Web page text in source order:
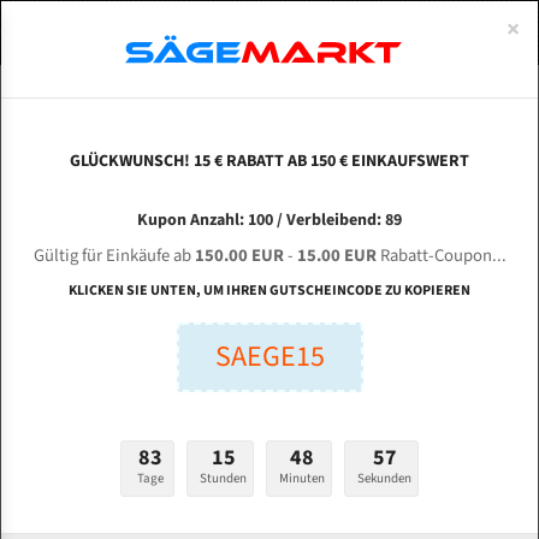
TASKSAW T-H 5030 für 4115 mm Bi-Metall
Bandsägeblätter
Länge (mm):
Stärken + Zahnteilung:
mm
ABOUTS
ENGLISH
Bi-Metall Meterware
Fleischerei Bandsägeblätter
Bandmesser Glatt Meterware
Konvex Meterware
×
GLÜCKWUNSCH! 15 € RABATT AB 150 € EINKAUFSWERT
Kupon Anzahl: 100 / Verbleibend: 89
Gültig für Einkäufe ab150.00 EUR- 15.00 EURRabatt-Coupon...
KLICKEN SIE UNTEN, UM IHREN GUTSCHEINCODE ZU KOPIEREN
SAEGE15
83
Tage
15
Stunden
48
Minuten
56
Sekunden